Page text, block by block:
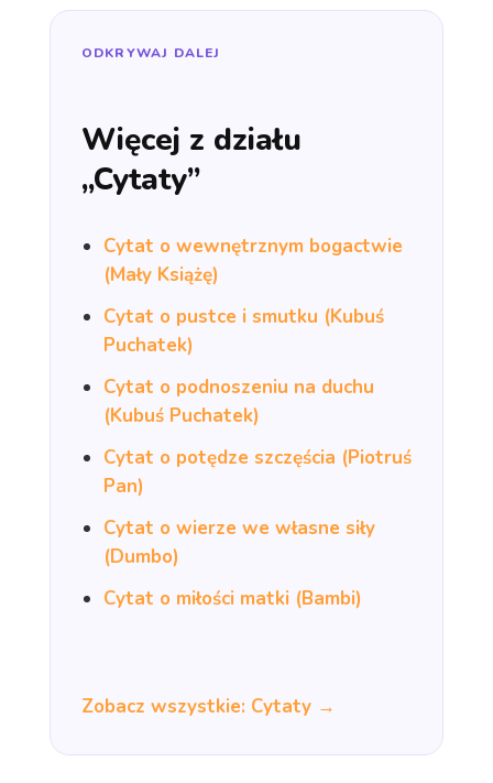
ODKRYWAJ DALEJ
Więcej z działu
„Cytaty”
Cytat o wewnętrznym bogactwie
(Mały Książę)
Cytat o pustce i smutku (Kubuś
Puchatek)
Cytat o podnoszeniu na duchu
(Kubuś Puchatek)
Cytat o potędze szczęścia (Piotruś
Pan)
Cytat o wierze we własne siły
(Dumbo)
Cytat o miłości matki (Bambi)
Zobacz wszystkie: Cytaty →